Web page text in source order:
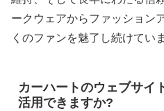
ークウェアからファッション
くのファンを魅了し続けてい
カーハートのウェブサイ
活用できますか?